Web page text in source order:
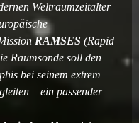
Weltraumzeitalter
RAMSES (Rapid
Raumsonde soll den
bei seinem extrem
– ein passender